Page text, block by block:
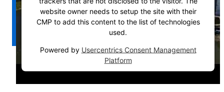
website owner needs to setup the site with their
CMP to add this content to the list of technologies
used.
Powered by Usercentrics Consent Management
Platform